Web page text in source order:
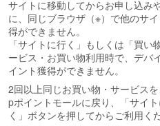
サイトに移動してからお申し込み
に、同じブラウザ（※）で他のサ
得ができません。
「サイトに行く」もしくは「買
ービス・お買い物利用時で、デバ
イント獲得ができません。
2回以上同じお買い物・サービス
pポイントモールに戻り、「サイ
く」ボタンを押してからご利用く